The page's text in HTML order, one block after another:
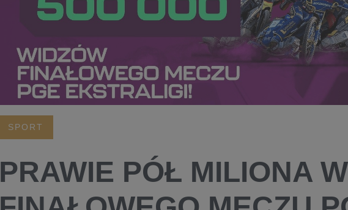
SPORT
PRAWIE PÓŁ MILIONA